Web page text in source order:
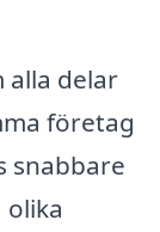
alla delar
företag
snabbare
olika